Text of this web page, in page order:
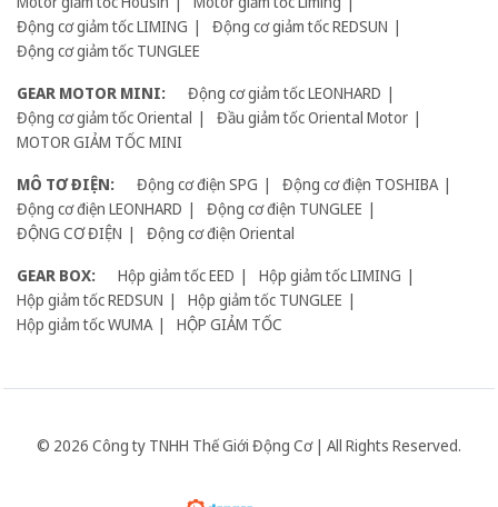
Động cơ giảm tốc LIMING
Động cơ giảm tốc REDSUN
Động cơ giảm tốc TUNGLEE
GEAR MOTOR MINI:
Động cơ giảm tốc LEONHARD
Động cơ giảm tốc Oriental
Đầu giảm tốc Oriental Motor
MOTOR GIẢM TỐC MINI
MÔ TƠ ĐIỆN:
Động cơ điện SPG
Động cơ điện TOSHIBA
Động cơ điện LEONHARD
Động cơ điện TUNGLEE
ĐỘNG CƠ ĐIỆN
Động cơ điện Oriental
GEAR BOX:
Hộp giảm tốc EED
Hộp giảm tốc LIMING
Hộp giảm tốc REDSUN
Hộp giảm tốc TUNGLEE
Hộp giảm tốc WUMA
HỘP GIẢM TỐC
© 2026 Công ty TNHH Thế Giới Động Cơ | All Rights Reserved.